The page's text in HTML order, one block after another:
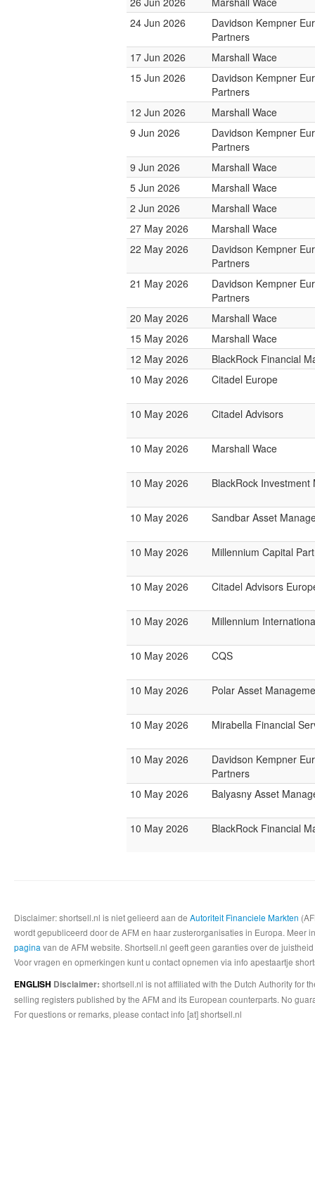
24 Jun 2026
Davidson Kempner
Partners
17 Jun 2026
Marshall Wace
15 Jun 2026
Davidson Kempner
Partners
12 Jun 2026
Marshall Wace
9 Jun 2026
Davidson Kempner
Partners
9 Jun 2026
Marshall Wace
5 Jun 2026
Marshall Wace
2 Jun 2026
Marshall Wace
27 May 2026
Marshall Wace
22 May 2026
Davidson Kempner
Partners
21 May 2026
Davidson Kempner
Partners
20 May 2026
Marshall Wace
15 May 2026
Marshall Wace
12 May 2026
BlackRock Financial
10 May 2026
Citadel Europe
10 May 2026 Citadel Advisors
10 May 2026 Marshall Wace
10 May 2026 BlackRock Investment
10 May 2026 Sandbar Asset
10 May 2026 Millennium Capital
10 May 2026 Citadel Advisors
10 May 2026 Millennium
10 May 2026 CQS
10 May 2026 Polar Asset
10 May 2026 Mirabella Financial
10 May 2026
Davidson Kempner
Partners
10 May 2026
Balyasny Asset
10 May 2026 BlackRock Financial
Disclaimer: shortsell.nl is niet gelieerd aan de Autoriteit Financiele Markten
wordt gepubliceerd door de AFM en haar zusterorganisaties in Europa.
pagina van de AFM website. Shortsell.nl geeft geen garanties over de
Voor vragen en opmerkingen kunt u contact opnemen via info apestaartje
ENGLISH Disclaimer: shortsell.nl is not affiliated with the Dutch Authority for
selling registers published by the AFM and its European counterparts. No
For questions or remarks, please contact info [at] shortsell.nl